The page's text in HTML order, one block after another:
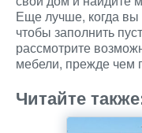
Еще лучше, когда вы
чтобы заполнить
рассмотрите
мебели, прежде чем
Читайте